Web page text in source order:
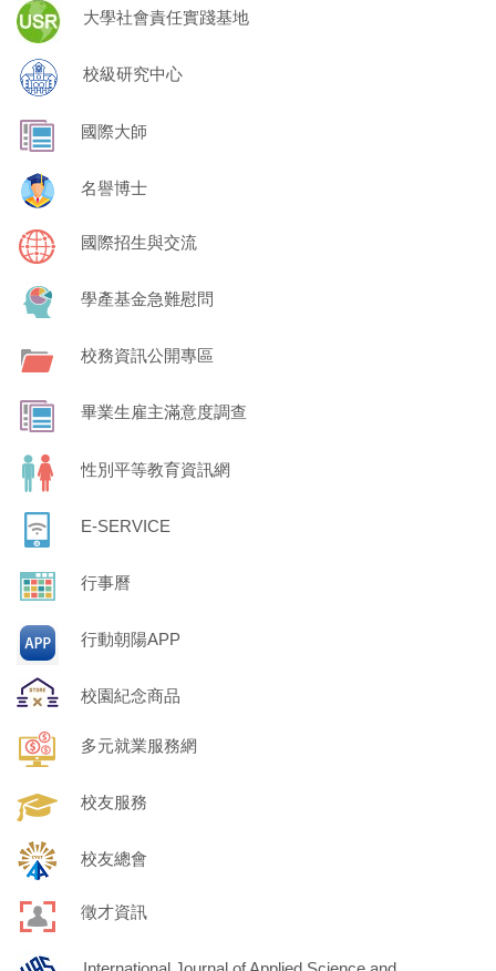
大學社會責任實踐基地
校級研究中心
國際大師
名譽博士
國際招生與交流
學產基金急難慰問
校務資訊公開專區
畢業生雇主滿意度調查
性別平等教育資訊網
E-SERVICE
行事曆
行動朝陽APP
校園紀念商品
多元就業服務網
校友服務
校友總會
徵才資訊